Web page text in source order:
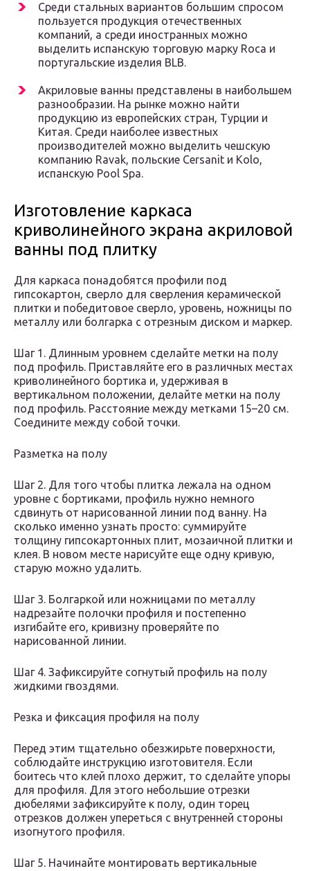
Среди стальных вариантов большим спросом
пользуется продукция отечественных
компаний, а среди иностранных можно
выделить испанскую торговую марку Roca и
португальские изделия BLB.
Акриловые ванны представлены в наибольшем
разнообразии. На рынке можно найти
продукцию из европейских стран, Турции и
Китая. Среди наиболее известных
производителей можно выделить чешскую
компанию Ravak, польские Cersanit и Kolo,
испанскую Pool Spa.
Изготовление каркаса
криволинейного экрана акриловой
ванны под плитку
Для каркаса понадобятся профили под
гипсокартон, сверло для сверления керамической
плитки и победитовое сверло, уровень, ножницы по
металлу или болгарка с отрезным диском и маркер.
Шаг 1. Длинным уровнем сделайте метки на полу
под профиль. Приставляйте его в различных местах
криволинейного бортика и, удерживая в
вертикальном положении, делайте метки на полу
под профиль. Расстояние между метками 15–20 см.
Соедините между собой точки.
Разметка на полу
Шаг 2. Для того чтобы плитка лежала на одном
уровне с бортиками, профиль нужно немного
сдвинуть от нарисованной линии под ванну. На
сколько именно узнать просто: суммируйте
толщину гипсокартонных плит, мозаичной плитки и
клея. В новом месте нарисуйте еще одну кривую,
старую можно удалить.
Шаг 3. Болгаркой или ножницами по металлу
надрезайте полочки профиля и постепенно
изгибайте его, кривизну проверяйте по
нарисованной линии.
Шаг 4. Зафиксируйте согнутый профиль на полу
жидкими гвоздями.
Резка и фиксация профиля на полу
Перед этим тщательно обезжирьте поверхности,
соблюдайте инструкцию изготовителя. Если
боитесь что клей плохо держит, то сделайте упоры
для профиля. Для этого небольшие отрезки
дюбелями зафиксируйте к полу, один торец
отрезков должен упереться с внутренней стороны
изогнутого профиля.
Шаг 5. Начинайте монтировать вертикальные